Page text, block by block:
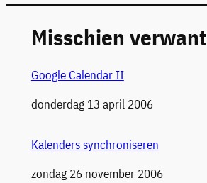
Misschien verwant
Google Calendar II
Datum
donderdag 13 april 2006
Kalenders synchroniseren
Datum
zondag 26 november 2006